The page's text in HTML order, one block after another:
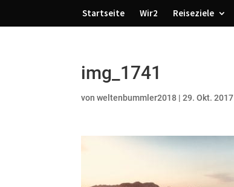
Startseite Wir2 Reiseziele
img_1741
vonweltenbummler2018 |29. Okt. 2017